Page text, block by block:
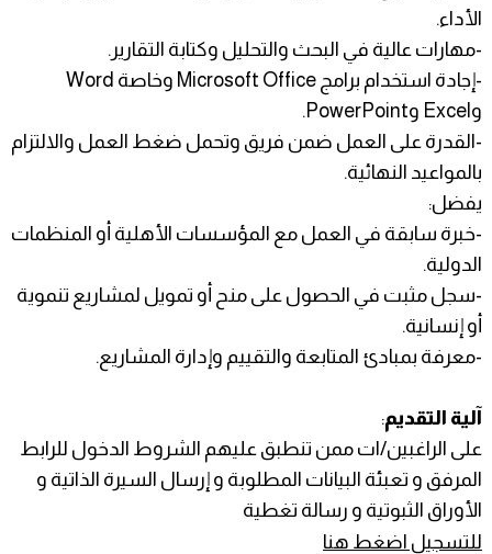
الأداء.
-مهارات عالية في البحث والتحليل وكتابة التقارير.
-إجادة استخدام برامج Microsoft Office وخاصة Word
وExcel وPowerPoint.
-القدرة على العمل ضمن فريق وتحمل ضغط العمل والالتزام
بالمواعيد النهائية.
يفضل:
-خبرة سابقة في العمل مع المؤسسات الأهلية أو المنظمات
الدولية.
-سجل مثبت في الحصول على منح أو تمويل لمشاريع تنموية
أو إنسانية.
-معرفة بمبادئ المتابعة والتقييم وإدارة المشاريع.
آلية التقديم:
على الراغبين/ات ممن تنطبق عليهم الشروط الدخول للرابط
المرفق و تعبئة البيانات المطلوبة و إرسال السيرة الذاتية و
الأوراق الثبوتية و رسالة تغطية
للتسجيل اضغط هنا